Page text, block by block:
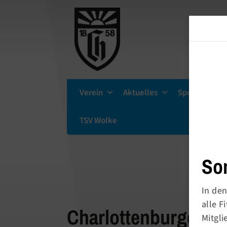
Verein Aktuelles Sportsuche
TSV Wolke
Charlottenburger
In
alle